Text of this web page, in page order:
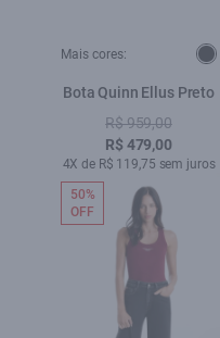
Mais cores:
Bota Quinn Ellus Preto
R$ 959,00
R$ 479,00
4X de R$ 119,75 sem juros
50%
OFF